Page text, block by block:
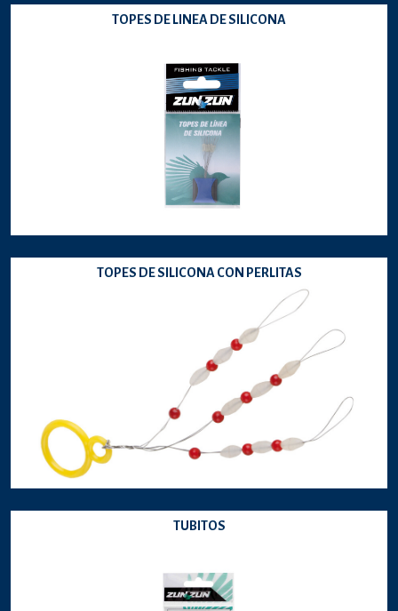
TOPES DE LINEA DE SILICONA
TOPES DE SILICONA CON PERLITAS
TUBITOS